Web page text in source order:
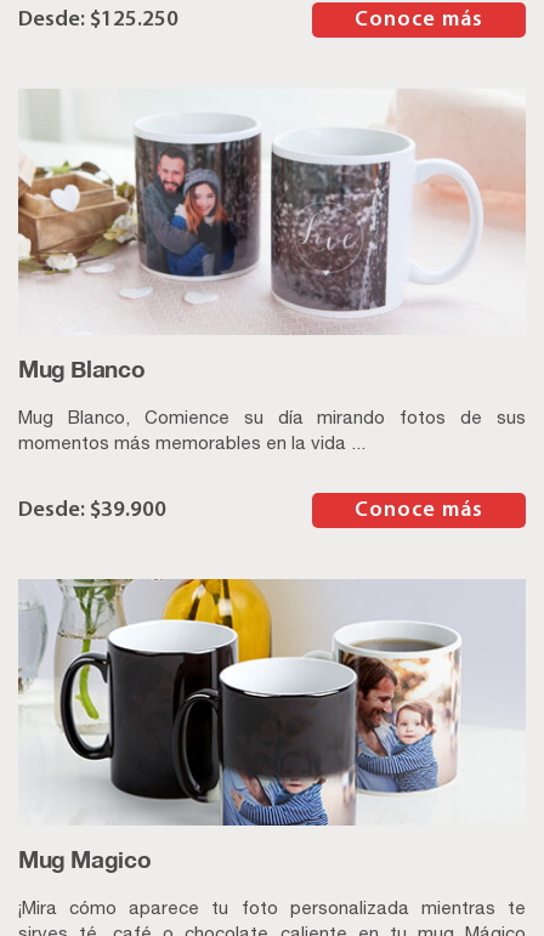
$125.250 Conoce más
Mug Blanco
Mug Blanco, Comience su día mirando fotos de sus
momentos más memorables en la vida ...
$39.900 Conoce más
Mug Magico
¡Mira cómo aparece tu foto personalizada mientras te